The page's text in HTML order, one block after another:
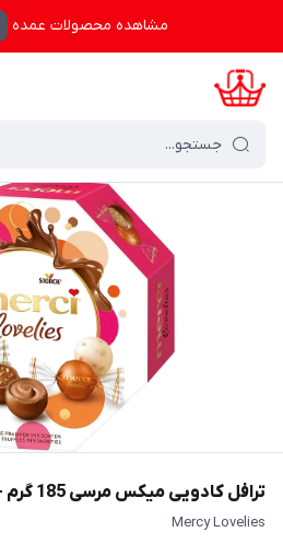
مشاهده محصولات عمده
کرال شاپینگ / فهرست محصولات
ترافل کادویی میکس مرسی 185 گرم - Mercy Lovelies
Mercy Lovelies